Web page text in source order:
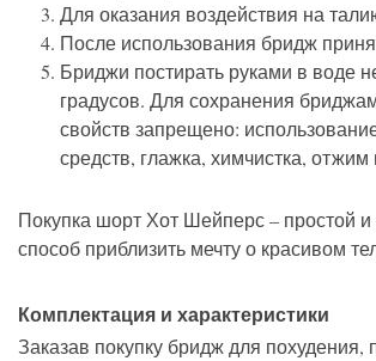
Для оказания воздействия на
После использования бридж
Бриджи постирать руками в воде
градусов. Для сохранения
свойств запрещено:
средств, глажка, химчистка, отжим
Покупка шортХот Шейперс– простой и
способ приблизить мечтуо красивом
Комплектация и характеристики
Заказав покупку бридждля похудения,